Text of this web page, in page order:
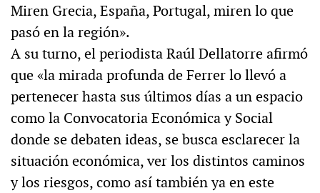
Miren Grecia, España, Portugal, miren lo que
pasó en la región».
A su turno, el periodista Raúl Dellatorre afirmó
que «la mirada profunda de Ferrer lo llevó a
pertenecer hasta sus últimos días a un espacio
como la Convocatoria Económica y Social
donde se debaten ideas, se busca esclarecer la
situación económica, ver los distintos caminos
y los riesgos, como así también ya en este